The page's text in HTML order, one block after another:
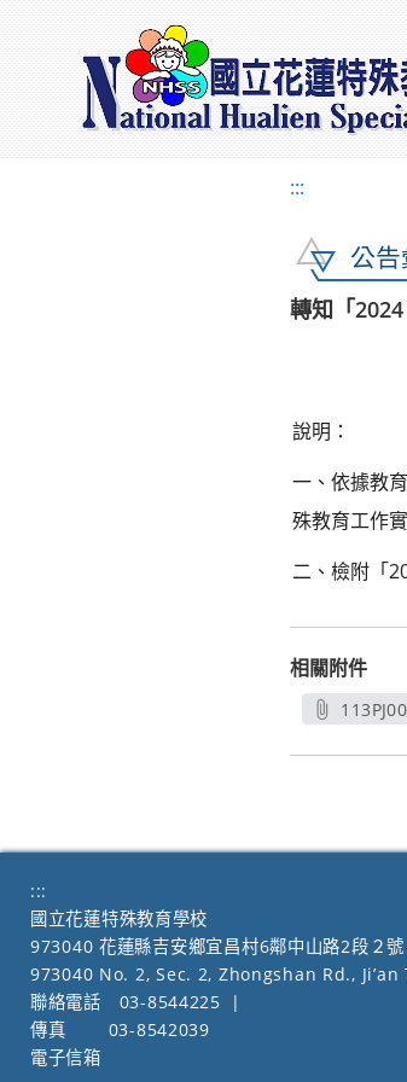
:::
公
轉知「
說明：
一、依據教
殊教育工作
二、檢附「
相關附件
:::
國立花蓮特殊教育學校
973040 花蓮縣吉安鄉宜昌村6鄰中山路2段２
973040 No. 2, Sec. 2, Zhongshan Rd.,
聯絡電話
03-8544225
|
傳真
03-8542039
電子信箱